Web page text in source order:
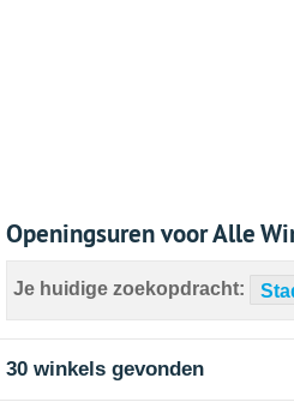
Openingsuren voor Alle
Je huidige zoekopdracht:
30 winkels gevonden